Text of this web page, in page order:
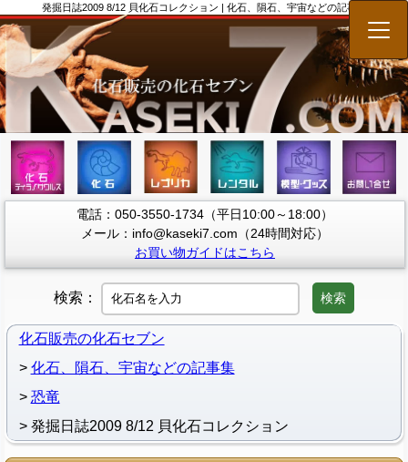
発掘日誌2009 8/12 貝化石コレクション | 化石、隕石、宇宙などの記事集
メ
電話：050-3550-1734（平日10:00～18:00）
メール：info@kaseki7.com（24時間対応）
お買い物ガイドはこちら
検索： 検索
化石販売の化石セブン
化石、隕石、宇宙などの記事集
恐竜
発掘日誌2009 8/12 貝化石コレクション